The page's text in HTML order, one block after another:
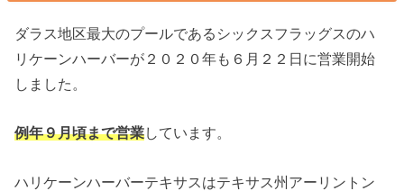
ダラス地区最大のプールであるシックスフラッグスのハ
リケーンハーバーが２０２０年も６月２２日に営業開始
しました。
例年９月頃まで営業しています。
ハリケーンハーバーテキサスはテキサス州アーリントン